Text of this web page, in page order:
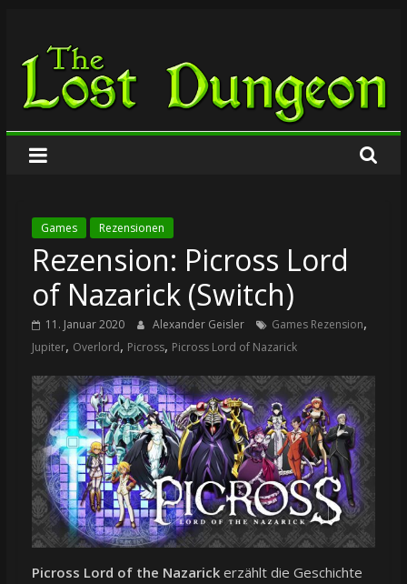
springen
The
Lost
Dungeon
Games Rezensionen
Rezension: Picross Lord
of Nazarick (Switch)
11. Januar 2020 Alexander Geisler Games Rezension,
Jupiter, Overlord, Picross, Picross Lord of Nazarick
Picross Lord of the Nazarickerzählt die Geschichte